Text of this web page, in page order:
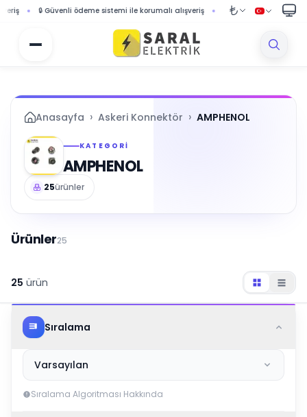
sistemi ile korumalı alışveriş 🚚 1000 TL ve üzeri siparişlerde ücretsiz
Anasayfa › Askeri Konnektör › AMPHENOL
KATEGORI
AMPHENOL
25ürünler
Ürünler25
25 ürün
Sıralama
Varsayılan
Sıralama Algoritması Hakkında